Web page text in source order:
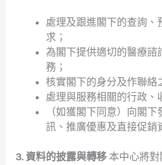
處理及跟進閣下的查詢、
求；
為閣下提供適切的醫療諮
務；
核實閣下的身分及作聯絡
處理與服務相關的行政、
（如獲閣下同意）向閣
訊、推廣優惠及直接促銷
3. 資料的披露與轉移 本中心將